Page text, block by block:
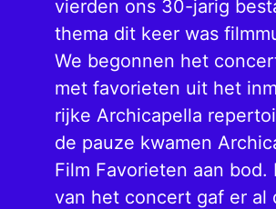
vierden ons 30-jarig
thema dit keer was
We begonnen het
met favorieten uit het
rijke Archicapella
de pauze kwamen
Film Favorieten aan bod.
van het concert gaf er al